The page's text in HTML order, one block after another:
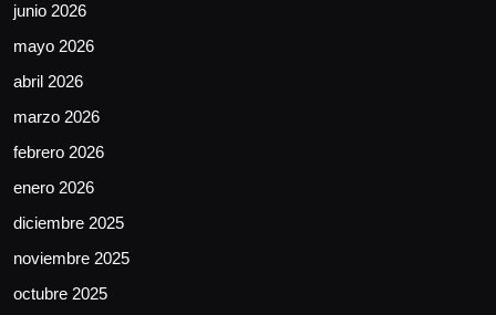
junio 2026
mayo 2026
abril 2026
marzo 2026
febrero 2026
enero 2026
diciembre 2025
noviembre 2025
octubre 2025